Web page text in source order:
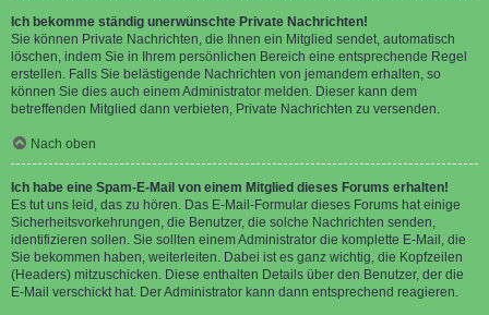
Ich bekomme ständig unerwünschte Private Nachrichten!
Sie können Private Nachrichten, die Ihnen ein Mitglied sendet, automatisch
löschen, indem Sie in Ihrem persönlichen Bereich eine entsprechende Regel
erstellen. Falls Sie belästigende Nachrichten von jemandem erhalten, so
können Sie dies auch einem Administrator melden. Dieser kann dem
betreffenden Mitglied dann verbieten, Private Nachrichten zu versenden.
Nach oben
Ich habe eine Spam-E-Mail von einem Mitglied dieses Forums erhalten!
Es tut uns leid, das zu hören. Das E-Mail-Formular dieses Forums hat einige
Sicherheitsvorkehrungen, die Benutzer, die solche Nachrichten senden,
identifizieren sollen. Sie sollten einem Administrator die komplette E-Mail, die
Sie bekommen haben, weiterleiten. Dabei ist es ganz wichtig, die Kopfzeilen
(Headers) mitzuschicken. Diese enthalten Details über den Benutzer, der die
E-Mail verschickt hat. Der Administrator kann dann entsprechend reagieren.